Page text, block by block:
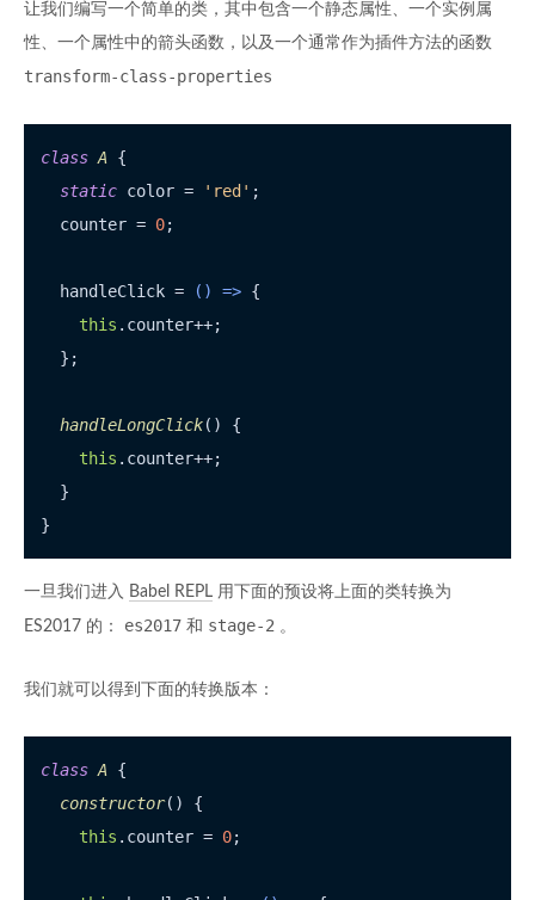
让我们编写一个简单的类，其中包含一个静态属性、一个实例属
性、一个属性中的箭头函数，以及一个通常作为插件方法的函数
transform-class-properties
class A {
static color = 'red' ;
  counter =
0;
  handleClick =
() => {
this . counter++;
  };
handleLongClick( ) {
this . counter++;
  }
一旦我们进入 Babel REPL 用下面的预设将上面的类转换为
ES2017 的： es2017 和 stage-2 。
我们就可以得到下面的转换版本：
class A {
constructor( ) {
this . counter = 0;